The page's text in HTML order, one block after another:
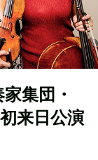
集団・
来日公演